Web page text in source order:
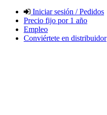
Iniciar sesión / Pedidos
Precio fijo por 1 año
Empleo
Conviértete en distribuidor